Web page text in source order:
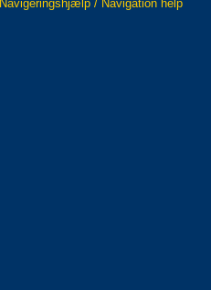
Navigeringshjælp / Navigation help